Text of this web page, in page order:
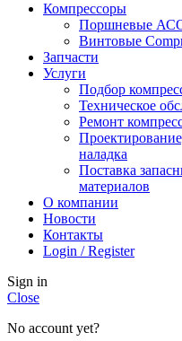
Компрессоры
Поршневые
Винтовые
Запчасти
Услуги
Подбор
Техническое
Ремонт
наладка
Поставка
материалов
О компании
Новости
Контакты
Login / Register
Sign in
Close
No account yet?